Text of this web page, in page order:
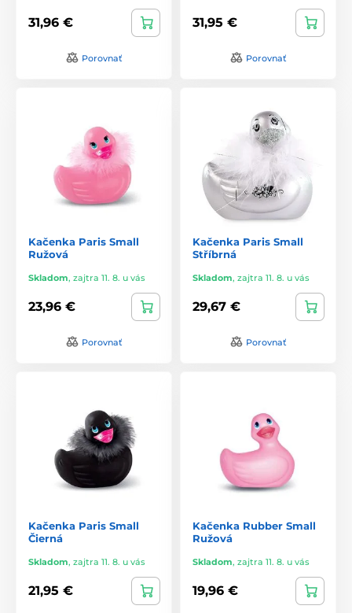
31,96 €
Porovnať
31,95 €
Porovnať
Kačenka Paris Small
Ružová
Skladom, zajtra 11. 8. u vás
23,96 €
Porovnať
Kačenka Paris Small
Stříbrná
Skladom, zajtra 11. 8. u vás
29,67 €
Porovnať
Kačenka Paris Small
Čierná
Skladom, zajtra 11. 8. u vás
21,95 €
Kačenka Rubber Small
Ružová
Skladom, zajtra 11. 8. u vás
19,96 €